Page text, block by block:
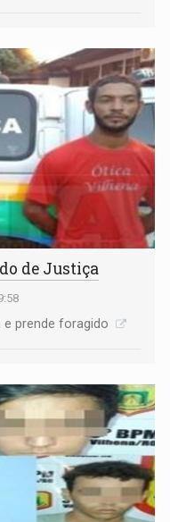
de Justiça
e prende foragido